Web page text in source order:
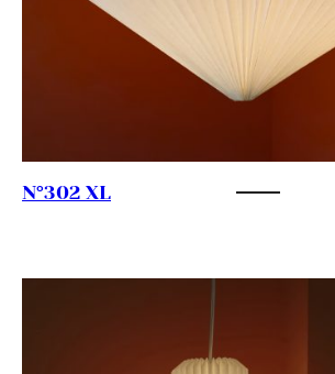
N°302 XL